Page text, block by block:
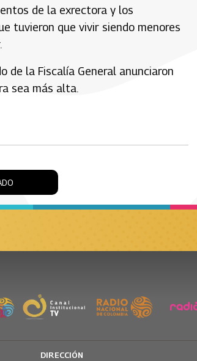
de la exrectora y los
tuvieron que vivir siendo menores
de la Fiscalía General anunciaron
sea más alta.
DIRECCIÓN